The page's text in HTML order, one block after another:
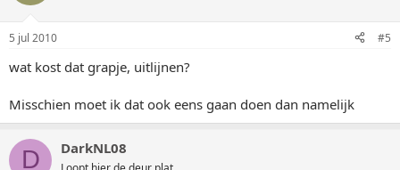
5 jul 2010 #5
wat kost dat grapje, uitlijnen?
Misschien moet ik dat ook eens gaan doen dan namelijk
D DarkNL08